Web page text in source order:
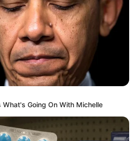
Han Nam
(2018), sebagai suami Seung Hee
Who Makes the Last Meal (tvN |
Min Joong
sebagai Kang Hong Suk
(2016), sebagai Kwang Suk
| 2023), sebagai Kang Tae Ho
What's Going On With Michelle